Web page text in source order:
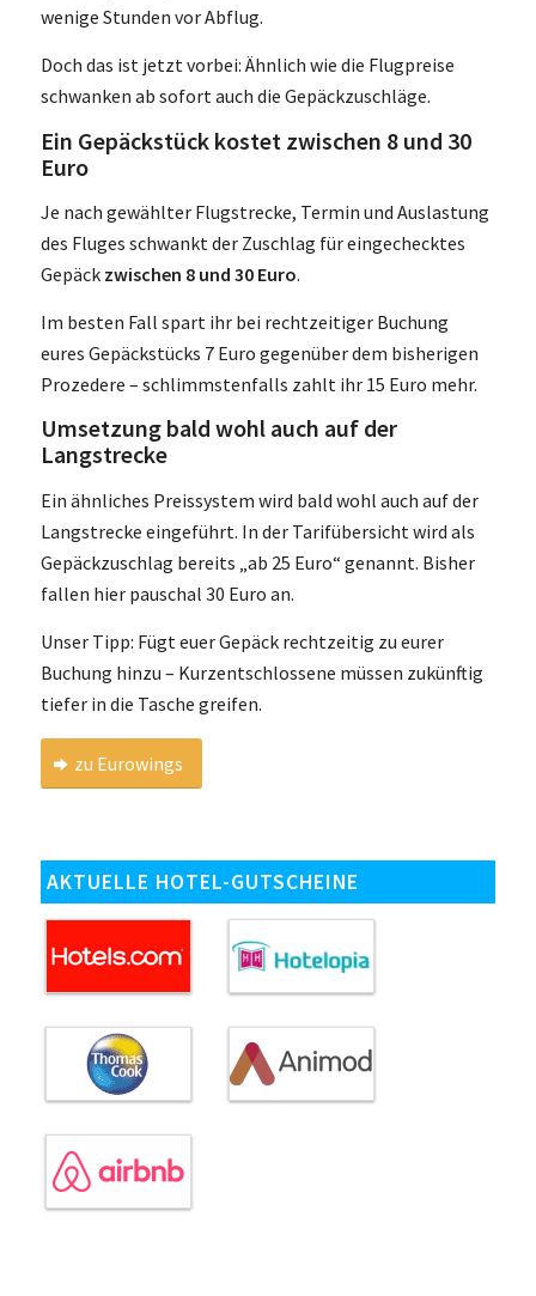
wenige Stunden vor Abflug.
Doch das ist jetzt vorbei: Ähnlich wie die Flugpreise
schwanken ab sofort auch die Gepäckzuschläge.
Ein Gepäckstück kostet zwischen 8 und 30
Euro
Je nach gewählter Flugstrecke, Termin und Auslastung
des Fluges schwankt der Zuschlag für eingechecktes
Gepäck zwischen 8 und 30 Euro.
Im besten Fall spart ihr bei rechtzeitiger Buchung
eures Gepäckstücks 7 Euro gegenüber dem bisherigen
Prozedere – schlimmstenfalls zahlt ihr 15 Euro mehr.
Umsetzung bald wohl auch auf der
Langstrecke
Ein ähnliches Preissystem wird bald wohl auch auf der
Langstrecke eingeführt. In der Tarifübersicht wird als
Gepäckzuschlag bereits „ab 25 Euro“ genannt. Bisher
fallen hier pauschal 30 Euro an.
Unser Tipp: Fügt euer Gepäck rechtzeitig zu eurer
Buchung hinzu – Kurzentschlossene müssen zukünftig
tiefer in die Tasche greifen.
zu Eurowings
AKTUELLE HOTEL-GUTSCHEINE